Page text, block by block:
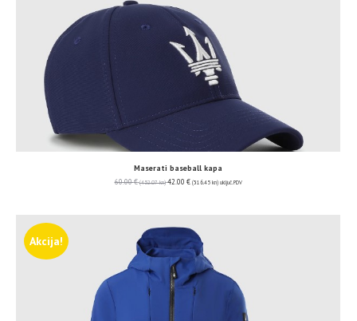
Maserati baseball kapa
60.00€ (452.07 kn) 42.00 € (316.45 kn) uključ. PDV
Akcija!